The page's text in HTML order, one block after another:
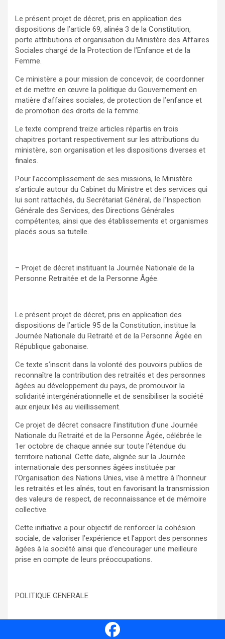
Le présent projet de décret, pris en application des
dispositions de l’article 69, alinéa 3 de la Constitution,
porte attributions et organisation du Ministère des Affaires
Sociales chargé de la Protection de l’Enfance et de la
Femme.
Ce ministère a pour mission de concevoir, de coordonner
et de mettre en œuvre la politique du Gouvernement en
matière d’affaires sociales, de protection de l’enfance et
de promotion des droits de la femme.
Le texte comprend treize articles répartis en trois
chapitres portant respectivement sur les attributions du
ministère, son organisation et les dispositions diverses et
finales.
Pour l’accomplissement de ses missions, le Ministère
s’articule autour du Cabinet du Ministre et des services qui
lui sont rattachés, du Secrétariat Général, de l’Inspection
Générale des Services, des Directions Générales
compétentes, ainsi que des établissements et organismes
placés sous sa tutelle.
– Projet de décret instituant la Journée Nationale de la
Personne Retraitée et de la Personne Âgée.
Le présent projet de décret, pris en application des
dispositions de l’article 95 de la Constitution, institue la
Journée Nationale du Retraité et de la Personne Âgée en
République gabonaise.
Ce texte s’inscrit dans la volonté des pouvoirs publics de
reconnaître la contribution des retraités et des personnes
âgées au développement du pays, de promouvoir la
solidarité intergénérationnelle et de sensibiliser la société
aux enjeux liés au vieillissement.
Ce projet de décret consacre l’institution d’une Journée
Nationale du Retraité et de la Personne Âgée, célébrée le
1er octobre de chaque année sur toute l’étendue du
territoire national. Cette date, alignée sur la Journée
internationale des personnes âgées instituée par
l’Organisation des Nations Unies, vise à mettre à l’honneur
les retraités et les aînés, tout en favorisant la transmission
des valeurs de respect, de reconnaissance et de mémoire
collective.
Cette initiative a pour objectif de renforcer la cohésion
sociale, de valoriser l’expérience et l’apport des personnes
âgées à la société ainsi que d’encourager une meilleure
prise en compte de leurs préoccupations.
POLITIQUE GENERALE
MINISTERE DE L’INTERIEUR, DE LA SECURITE ET DE LA